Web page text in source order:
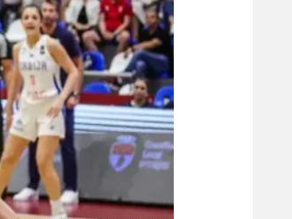
מדיניות פרטיות
תקנון פעילות ספורט 1
רשיון להקרנה פומבית לבית עסק
הצטרפות לחבילת הערוצים
לוח דרושים – ג'ובנט
המגזין